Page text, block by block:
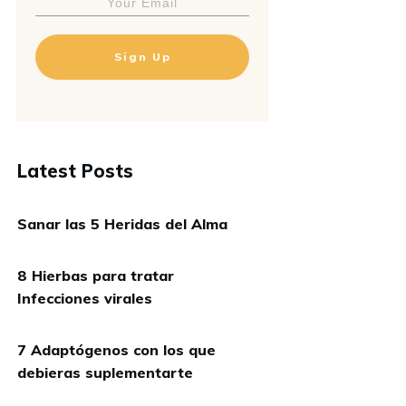
Sign Up
Latest Posts
Sanar las 5 Heridas del Alma
8 Hierbas para tratar
Infecciones virales
7 Adaptógenos con los que
debieras suplementarte